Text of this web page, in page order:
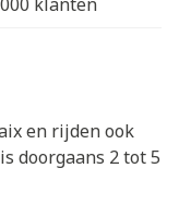
en rijden ook
doorgaans 2 tot 5